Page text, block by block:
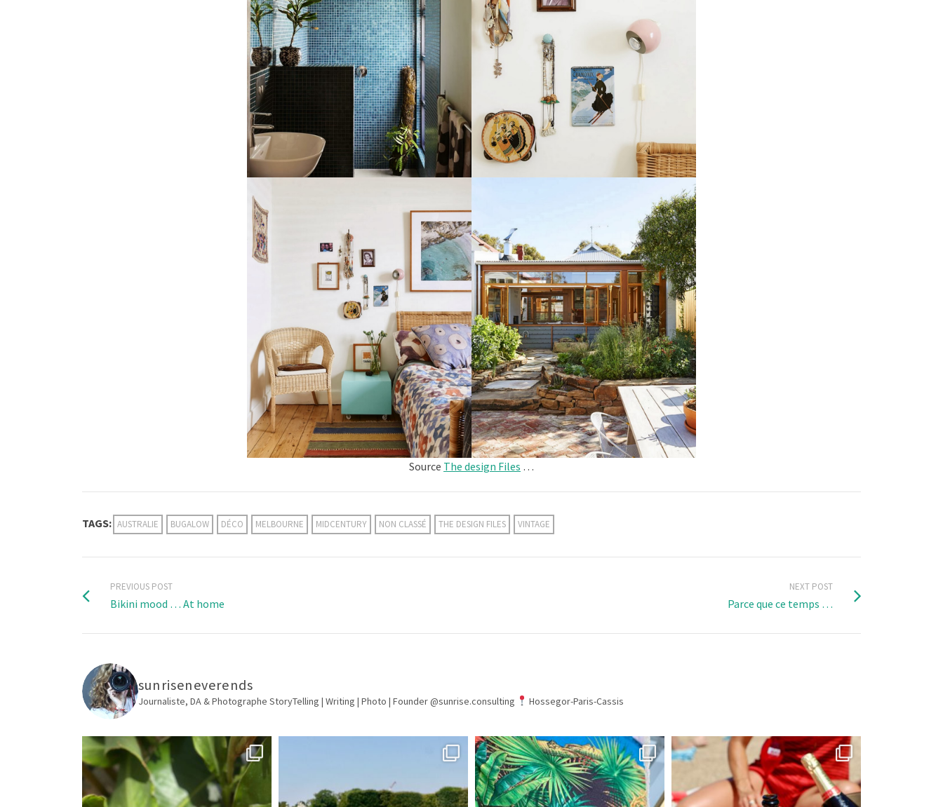
Source The design Files …
TAGS: AUSTRALIE BUGALOW DÉCO MELBOURNE MIDCENTURY NON CLASSÉ THE DESIGN FILES VINTAGE
PREVIOUS POST
Bikini mood … At home
NEXT POST
Parce que ce temps …
sunriseneverends
Journaliste, DA & Photographe StoryTelling | Writing | Photo | Founder @sunrise.consulting Hossegor-Paris-Cassis